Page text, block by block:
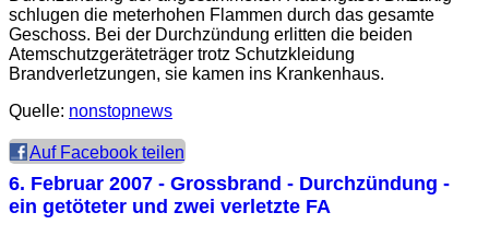
schlugen die meterhohen Flammen durch das gesamte
Geschoss. Bei der Durchzündung erlitten die beiden
Atemschutzgeräteträger trotz Schutzkleidung
Brandverletzungen, sie kamen ins Krankenhaus.
Quelle: nonstopnews
Auf Facebook teilen
6. Februar 2007 - Grossbrand - Durchzündung -
ein getöteter und zwei verletzte FA